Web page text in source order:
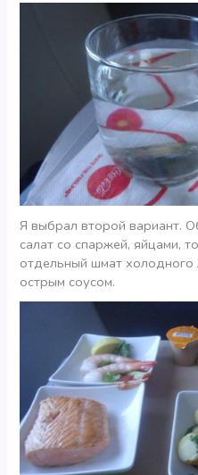
Я выбрал второй вариант.
салат со спаржей, яйцами,
отдельный шмат холодного
острым соусом.